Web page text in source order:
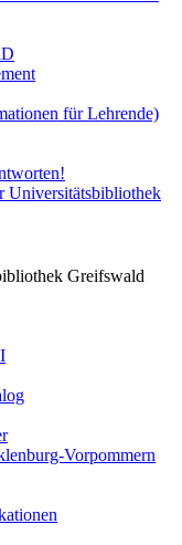
für Lehrende)
Universitätsbibliothek
Greifswald
Vorpommern